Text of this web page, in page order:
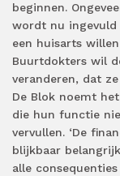
beginnen.
wordt nu ingevuld
een huisarts
Buurtdokters wil
veranderen, dat
De Blok noemt
die hun functie
vervullen. ‘De
blijkbaar
alle